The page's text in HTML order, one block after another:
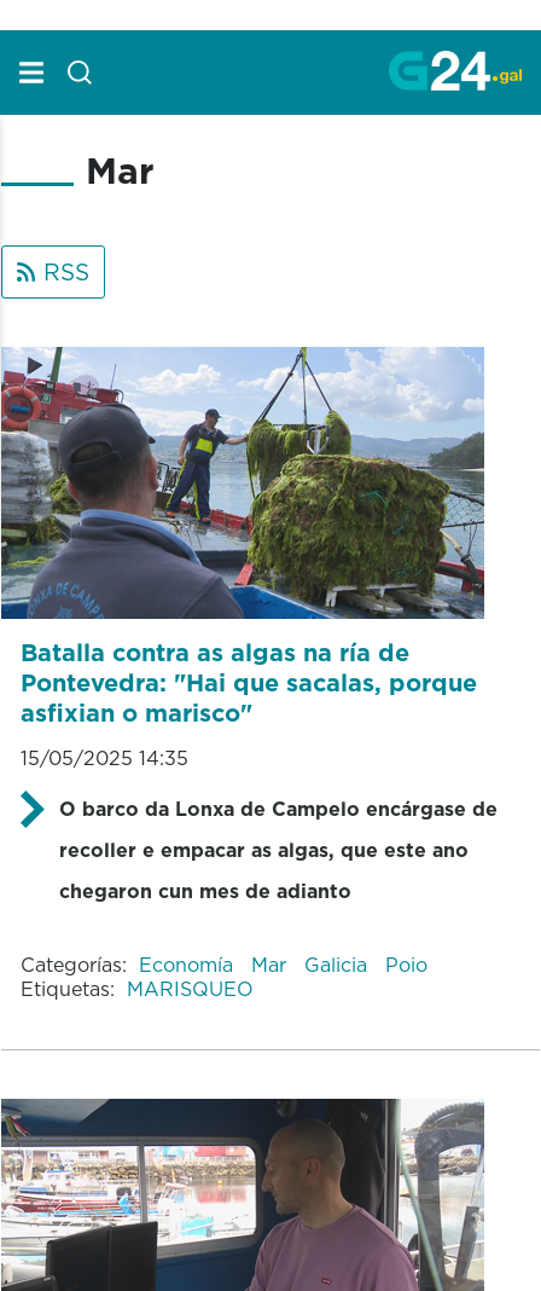
Mar
RSS
Batalla contra as algas na ría de
Pontevedra: "Hai que sacalas, porque
asfixian o marisco"
15/05/2025 14:35
O barco da Lonxa de Campelo encárgase de
recoller e empacar as algas, que este ano
chegaron cun mes de adianto
Categorías: Economía Mar Galicia
Poio
Etiquetas: MARISQUEO